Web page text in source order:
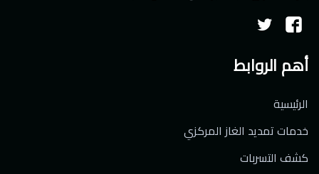
تابعنا
فيسبوكتويتر
أهم الروابط
الرئيسية
خدمات تمديد الغاز المركزي
كشف التسربات